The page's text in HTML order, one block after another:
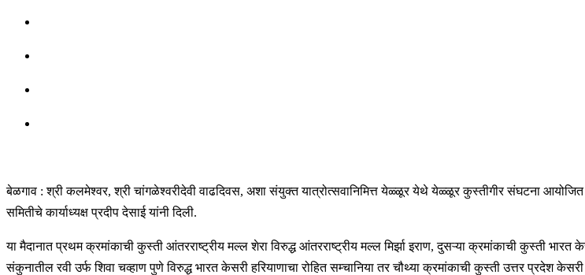
बेळगाव : श्री कलमेश्वर, श्री चांगळेश्वरीदेवी वाढदिवस, अशा संयुक्त यात्रोत्सवानिमित्त येळ्ळूर येथे येळ्ळूर कुस्तीगीर संघटना
समितीचे कार्याध्यक्ष प्रदीप देसाई यांनी दिली.
या मैदानात प्रथम क्रमांकाची कुस्ती आंतरराष्ट्रीय मल्ल शेरा विरुद्ध आंतरराष्ट्रीय मल्ल मिर्झा इराण, दुसऱ्या क्रमांकाची कुस्ती
संकुनातील रवी उर्फ शिवा चव्हाण पुणे विरुद्ध भारत केसरी हरियाणाचा रोहित सम्चानिया तर चौथ्या क्रमांकाची कुस्ती उत्तर प्रदेश